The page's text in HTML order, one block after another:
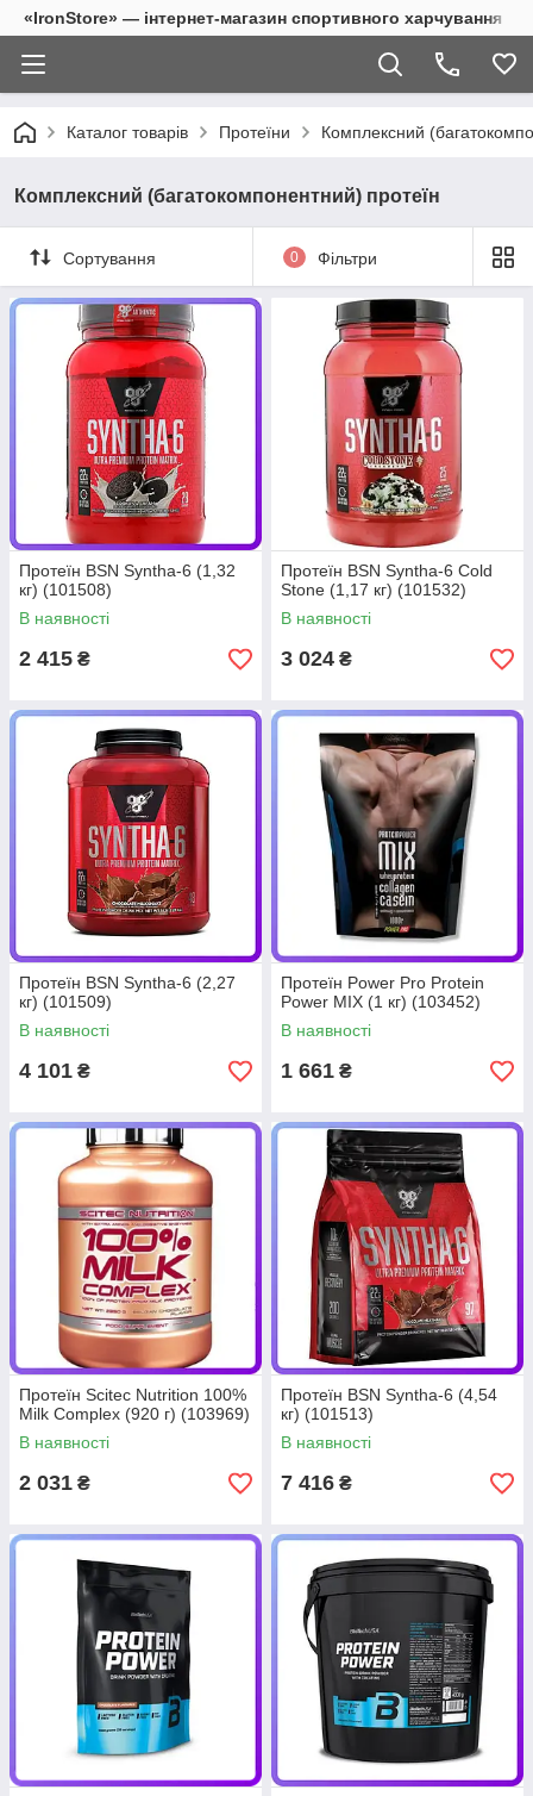
«IronStore» — інтернет-магазин спортивного харчування
Каталог товарів Протеїни Комплексний
Комплексний (багатокомпонентний) протеїн
Сортування 0 Фільтри
Протеїн BSN Syntha-6 (1,32
кг) (101508)
В наявності
2 415 ₴
Протеїн BSN Syntha-6 Cold
Stone (1,17 кг) (101532)
В наявності
3 024 ₴
Протеїн BSN Syntha-6 (2,27
кг) (101509)
В наявності
4 101 ₴
Протеїн Power Pro Protein
Power MIX (1 кг) (103452)
В наявності
1 661 ₴
Протеїн Scitec Nutrition 100%
Milk Complex (920 г) (103969)
В наявності
2 031 ₴
Протеїн BSN Syntha-6 (4,54
кг) (101513)
В наявності
7 416 ₴